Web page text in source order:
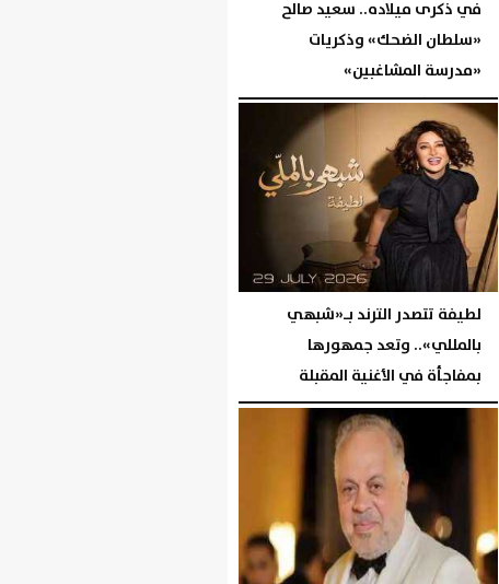
في ذكرى ميلاده.. سعيد صالح
«سلطان الضحك» وذكريات
«مدرسة المشاغبين»
الجمعة، 31 يوليو 2026 02:56 مـ
لطيفة تتصدر الترند بـ«شبهي
بالمللي».. وتعد جمهورها
بمفاجأة في الأغنية المقبلة
الخميس، 30 يوليو 2026 06:37 مـ